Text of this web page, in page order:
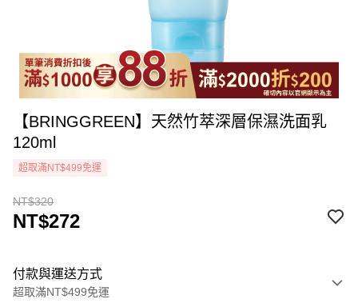
【BRINGGREEN】天然竹萃深層保濕洗面乳
120ml
超取滿NT$499免運
NT$320
NT$272
付款與運送方式
超取滿NT$499免運